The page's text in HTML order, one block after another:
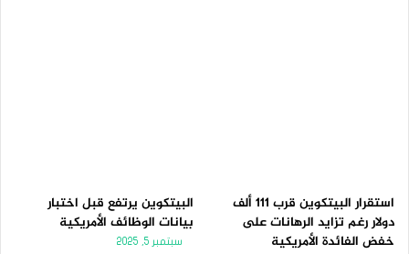
استقرار البيتكوين قرب 111 ألف
دولار رغم تزايد الرهانات على
خفض الفائدة الأمريكية
البيتكوين يرتفع قبل اختبار
بيانات الوظائف الأمريكية
سبتمبر 5, 2025